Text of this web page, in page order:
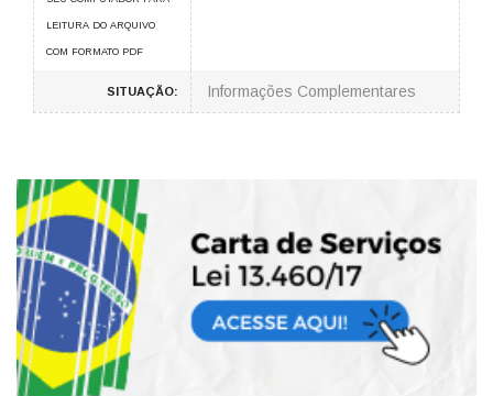
LEITURA DO ARQUIVO
COM FORMATO PDF
SITUAÇÃO: Informações Complementares